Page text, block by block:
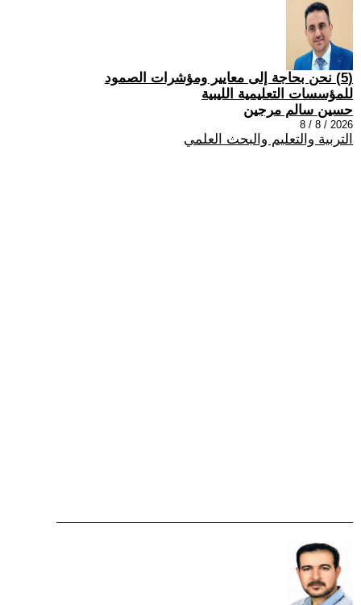
(5) نحن بحاجة إلى معايير ومؤشرات الصمود
للمؤسسات التعليمية الليبية
حسين سالم مرجين
2026 / 8 / 8
التربية والتعليم والبحث العلمي